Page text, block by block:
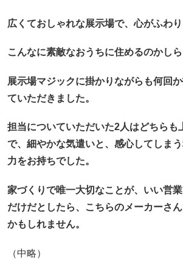
広くておしゃれな展示場で、心がふわり
こんなに素敵なおうちに住めるのかしら
展示場マジックに掛かりながらも何回
ていただきました。
担当についていただいた2人はどちらも
で、 細やかな気遣いと、感心してしま
力をお持ちでした。
家づくりで唯一大切なことが、いい営
だけだとしたら、
こちらのメーカーさ
かもしれません。
（中略）